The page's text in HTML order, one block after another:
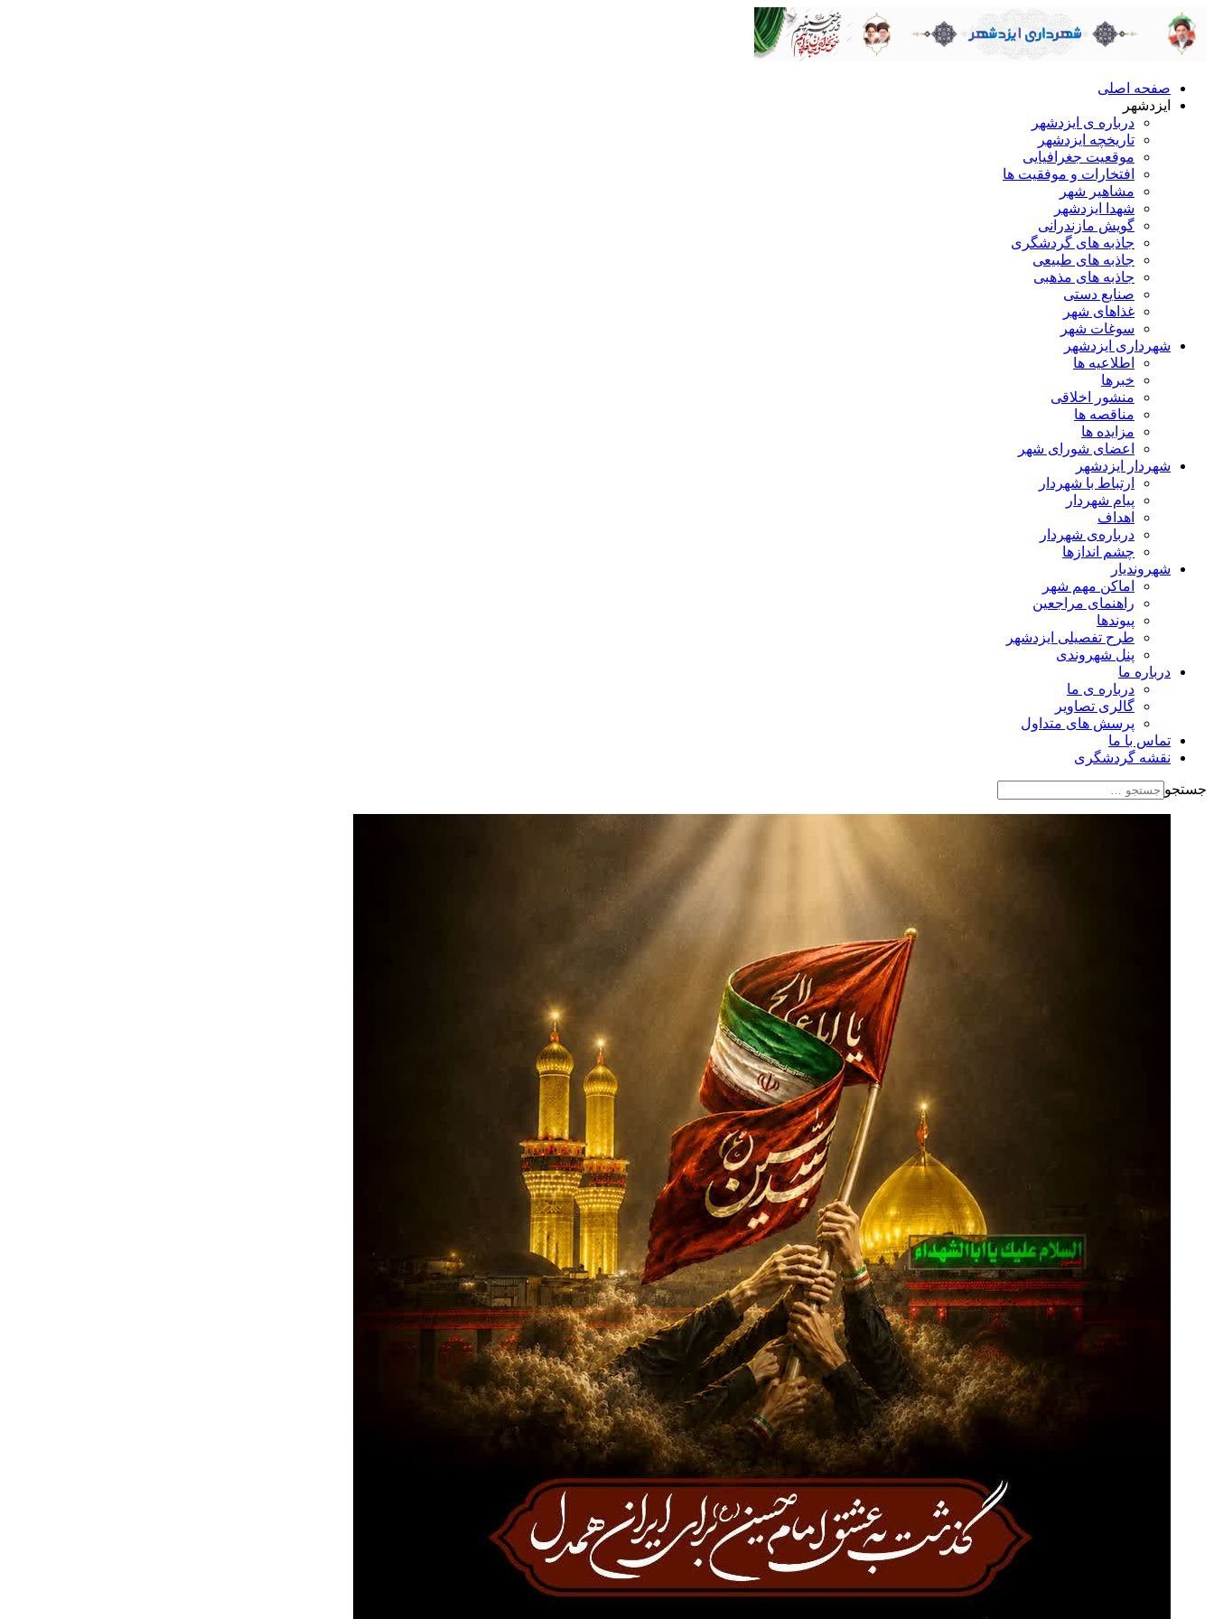
صفحه اصلی
ایزدشهر
درباره ی ایزدشهر
تاریخچه ایزدشهر
موقعیت جغرافیایی
افتخارات و موفقیت ها
مشاهیر شهر
شهدا ایزدشهر
گویش مازندرانی
جاذبه های گردشگری
جاذبه های طبیعی
جاذبه های مذهبی
صنایع دستی
غذاهای شهر
سوغات شهر
شهرداری ایزدشهر
اطلاعیه ها
خبرها
منشور اخلاقی
مناقصه ها
مزایده ها
اعضای شورای شهر
شهردار ایزدشهر
ارتباط با شهردار
پیام شهردار
اهداف
درباره‌ی شهردار
چشم اندازها
شهروندیار
اماکن مهم شهر
راهنمای مراجعین
پیوند‌ها
طرح تفصیلی ایزدشهر
پنل شهروندی
درباره ما
درباره ی ما
گالری تصاویر
پرسش های متداول
تماس با ما
نقشه گردشگری
جستجو